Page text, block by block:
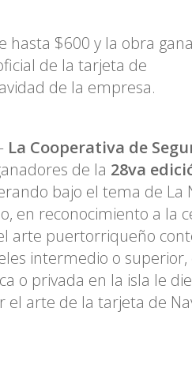
hasta $600 y la obra
de la tarjeta de
de la empresa.
La Cooperativa de
de la 28va
bajo el tema de La
en reconocimiento a la
arte puertorriqueño
intermedio o
o privada en la isla le
el arte de la tarjeta de